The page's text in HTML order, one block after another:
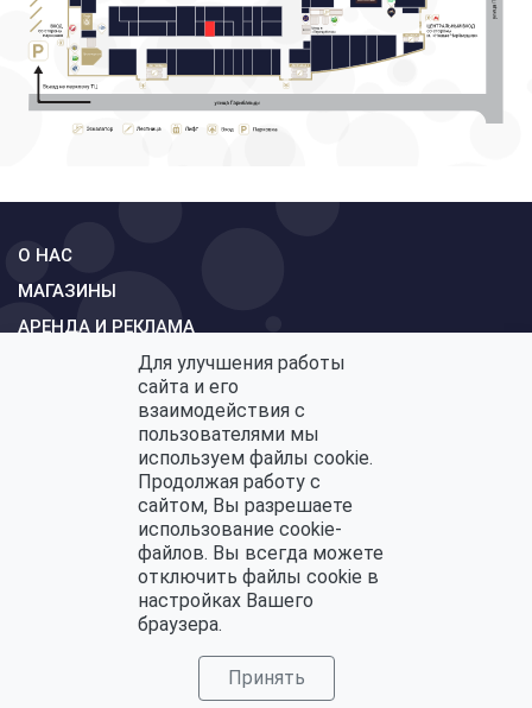
О НАС
МАГАЗИНЫ
АРЕНДА И РЕКЛАМА
ОБРАТНАЯ СВЯЗЬ
Политика конфиденциальности
Политика по обработке персональных данных
© Торговый Центр «Панорама» 2026
Для улучшения работы
сайта и его
взаимодействия с
пользователями мы
используем файлы cookie.
Продолжая работу с
сайтом, Вы разрешаете
использование cookie-
файлов. Вы всегда можете
отключить файлы cookie в
настройках Вашего
браузера.
Принять